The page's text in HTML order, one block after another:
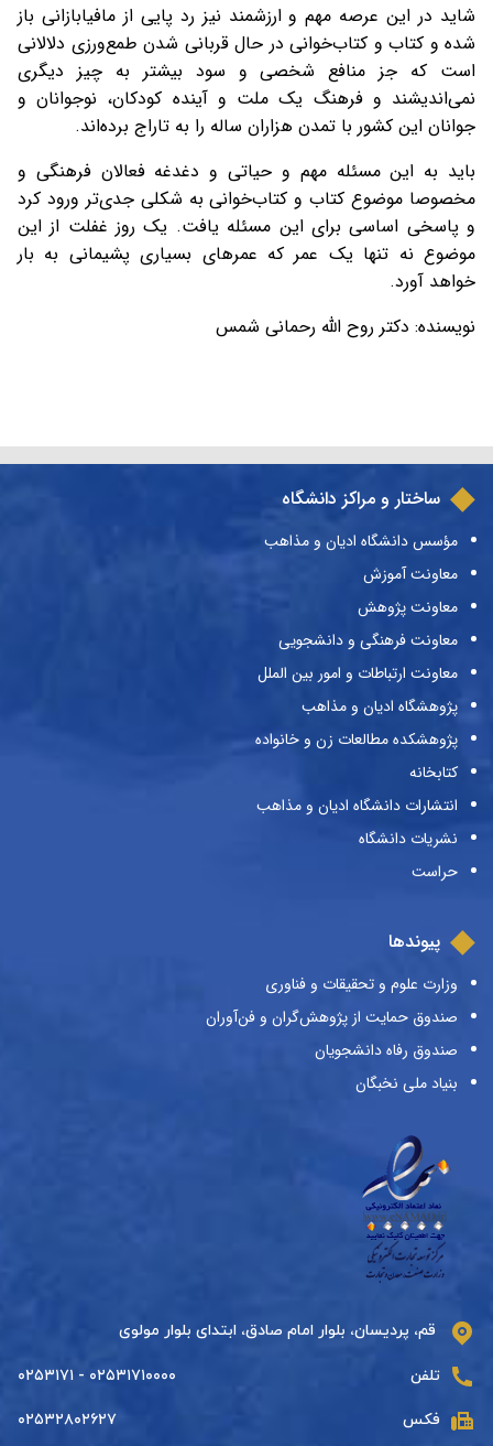
شاید در این عرصه مهم و ارزشمند نیز رد پایی از مافیابازانی باز
شده و کتاب و کتاب‌خوانی در حال قربانی شدن طمع‌ورزی دلالانی
است که جز منافع شخصی و سود بیشتر به چیز دیگری
نمی‌اندیشند و فرهنگ یک ملت و آینده کودکان، نوجوانان و
جوانان این کشور با تمدن هزاران ساله را به تاراج برده‌اند.
باید به این مسئله مهم و حیاتی و دغدغه فعالان فرهنگی و
مخصوصا موضوع کتاب و کتاب‌خوانی به شکلی جدی‌تر ورود کرد
و پاسخی اساسی برای این مسئله یافت. یک روز غفلت از این
موضوع نه تنها یک عمر که عمرهای بسیاری پشیمانی به بار
خواهد آورد.
نویسنده: دکتر روح الله رحمانی شمس
ساختار و مراکز دانشگاه
مؤسس دانشگاه ادیان و مذاهب
معاونت آموزش
معاونت پژوهش
معاونت فرهنگی و دانشجویی
معاونت ارتباطات و امور بین الملل
پژوهشگاه ادیان و مذاهب
پژوهشکده مطالعات زن و خانواده
کتابخانه
انتشارات دانشگاه ادیان و مذاهب
نشریات دانشگاه
حراست
پیوندها
وزارت علوم و تحقیقات و فناوری
صندوق حمایت از پژوهش‌گران و فن‌آوران
صندوق رفاه دانشجویان
بنیاد ملی نخبگان
قم، پردیسان، بلوار امام صادق، ابتدای بلوار مولوی
تلفن ۰۲۵۳۱۷۱۰۰۰۰ - ۰۲۵۳۱۷۱
فکس ۰۲۵۳۲۸۰۲۶۲۷